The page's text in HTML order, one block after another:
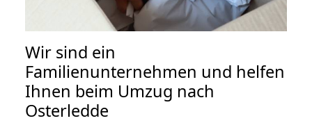
Wir sind ein
Familienunternehmen und helfen
Ihnen beim Umzug nach
Osterledde